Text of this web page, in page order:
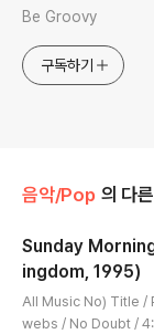
Be Groovy
구독하기
음악/Pop 의 다
Sunday
ingdom, 1995)
All Music No) Title /
webs / No Doubt /